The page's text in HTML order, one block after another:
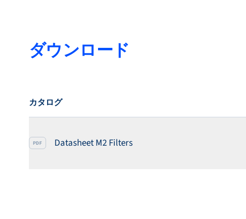
ダウンロード
カタログ
PDF Datasheet M2 Filters